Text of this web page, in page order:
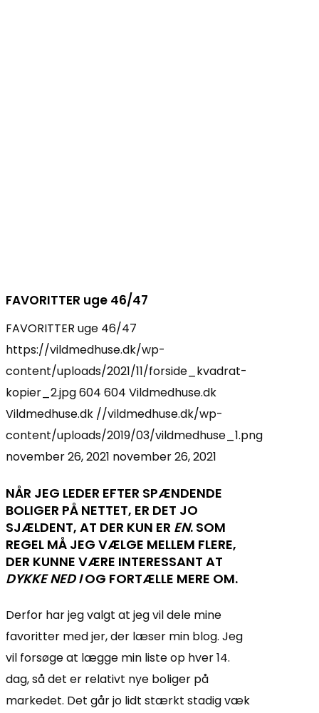
FAVORITTER uge 46/47
FAVORITTER uge 46/47
https://vildmedhuse.dk/wp-
content/uploads/2021/11/forside_kvadrat-
kopier_2.jpg604 604 Vildmedhuse.dk
Vildmedhuse.dk //vildmedhuse.dk/wp-
content/uploads/2019/03/vildmedhuse_1.png
november 26, 2021 november 26, 2021
NÅR JEG LEDER EFTER SPÆNDENDE
BOLIGER PÅ NETTET, ER DET JO
SJÆLDENT, AT DER KUN ER EN. SOM
REGEL MÅ JEG VÆLGE MELLEM FLERE,
DER KUNNE VÆRE INTERESSANT AT
DYKKE NED IOG FORTÆLLE MERE OM.
Derfor har jeg valgt at jeg vil dele mine
favoritter med jer, der læser min blog. Jeg
vil forsøge at lægge min liste op hver 14.
dag, så det er relativt nye boliger på
markedet. Det går jo lidt stærkt stadig væk